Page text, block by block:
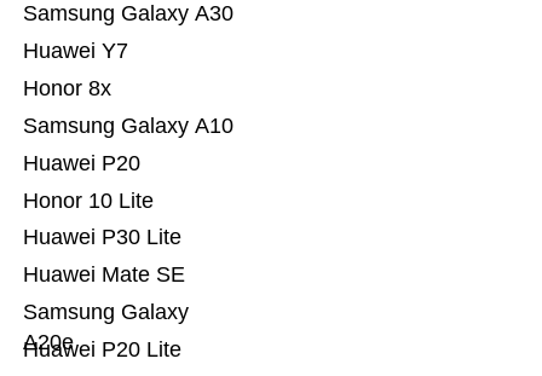
Huawei P20 Lite
Samsung Galaxy
A20e
Huawei Mate SE
Huawei P30 Lite
Honor 10 Lite
Huawei P20
Samsung Galaxy A10
Honor 8x
Huawei Y7
Samsung Galaxy A30